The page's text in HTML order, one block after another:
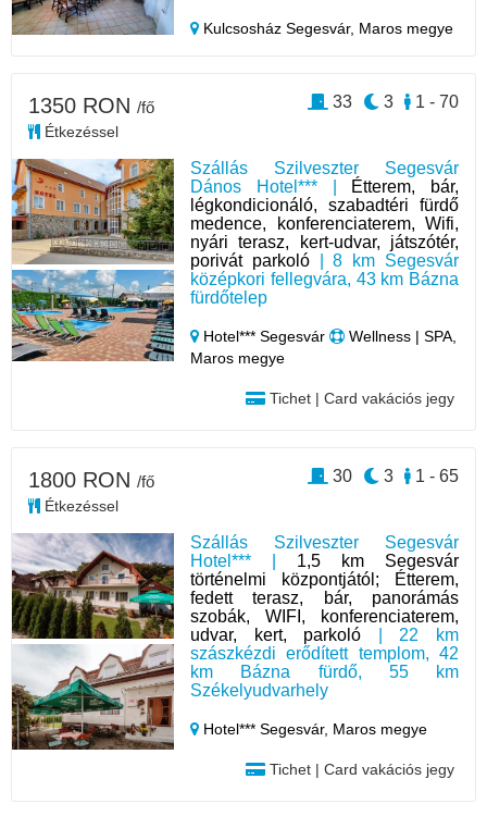
Kulcsosház Segesvár, Maros megye
Szállás Szilveszter Segesvár
Dános Hotel*** |
Étterem, bár,
légkondicionáló, szabadtéri fürdő
medence, konferenciaterem, Wifi,
nyári terasz, kert-udvar, játszótér,
porivát parkoló| 8 km Segesvár
középkori fellegvára, 43 km Bázna
fürdőtelep
Hotel*** Segesvár
Wellness | SPA,
Maros megye
Tichet | Card vakációs jegy
1350 RON /fő
Étkezéssel
1 - 70
3
33
Szállás Szilveszter Segesvár
Hotel*** | 1,5 km Segesvár
történelmi központjától; Étterem,
fedett terasz, bár, panorámás
szobák, WIFI, konferenciaterem,
udvar, kert, parkoló | 22 km
szászkézdi erődített templom, 42
km Bázna fürdő, 55 km
Székelyudvarhely
Hotel*** Segesvár, Maros megye
Tichet | Card vakációs jegy
1800 RON /fő
Étkezéssel
1 - 65
3
30